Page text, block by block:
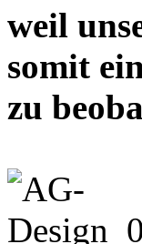
weil
somit
zu